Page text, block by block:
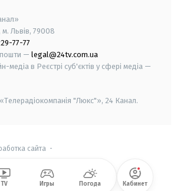
м. Львів, 79008
77-77
пошти — legal@24tv.com.ua
медіа в Реєстрі суб'єктів у сфері медіа —
"Люкс"», 24 Канал.
сайта -
TV Игры Погода Кабинет